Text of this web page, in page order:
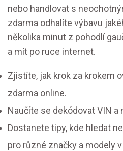
nebo handlovat s
zdarma odhalíte výbavu
několika minut z pohodlí
a mít po ruce internet.
Zjistíte, jak krok za krokem
zdarma online.
Naučíte se dekódovat VIN a
Dostanete tipy, kde hledat
pro různé značky a modely